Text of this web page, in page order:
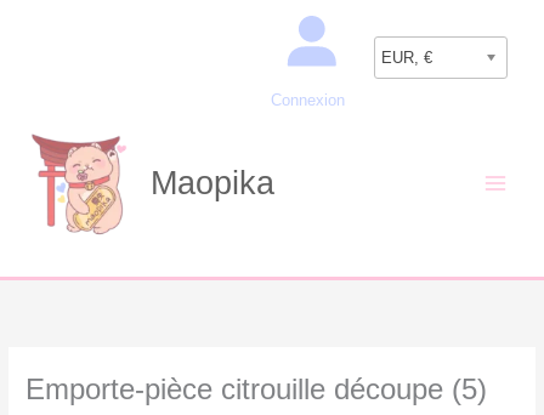
Connexion
EUR, €
Maopika
Emporte-pièce citrouille découpe (5)
Recherche